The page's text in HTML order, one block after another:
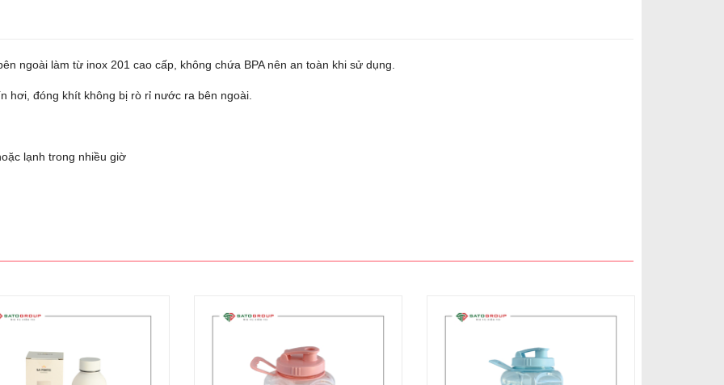
ngoài làm từ inox 201 cao cấp, không chứa BPA nên an toàn khi sử dụng.
hơi, đóng khít không bị rò rỉ nước ra bên ngoài.
lạnh trong nhiều giờ